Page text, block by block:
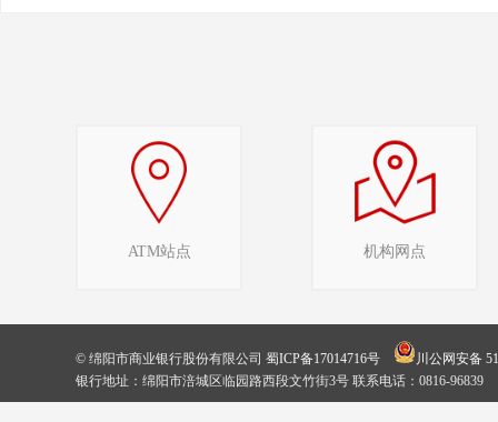
ATM站点 机构网点
© 绵阳市商业银行股份有限公司 蜀ICP备17014716号
川公网安备
银行地址：绵阳市涪城区临园路西段文竹街3号 联系电话：0816-96839